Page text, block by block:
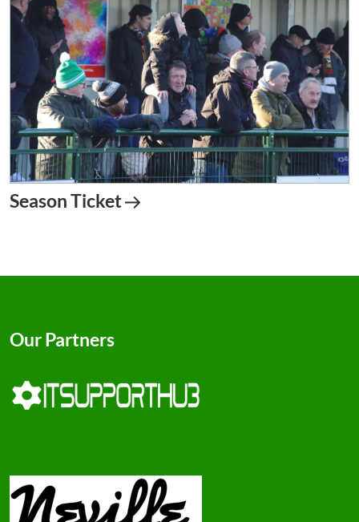
Season Ticket
Our Partners